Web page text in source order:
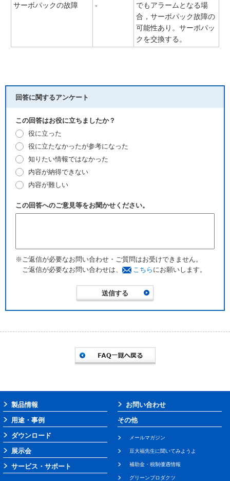
サーボパックの故障 -
でもアラームとなる場
合，サーボパック故障の
可能性あり。サーボパッ
クを交換する。
回答に関するアンケート
この回答はお役に立ちましたか？
役に立った
役に立たなかったが参考になった
知りたい情報ではなかった
内容が納得できない
内容が難しい
この回答へのご意見等をお聞かせください。
※ご返信が必要なお問い合わせ・ご質問はお受けできません。
ご返信が必要なお問い合わせは、
こちら にお願いします。
製品情報
用途・事例
ダウンロード
展示会
サービス・サポート
お問い合わせ
その他
メールマガジン
豆大福先生に聞いてみようよ
補助金・税制優遇情報
グリーンプロダクツ